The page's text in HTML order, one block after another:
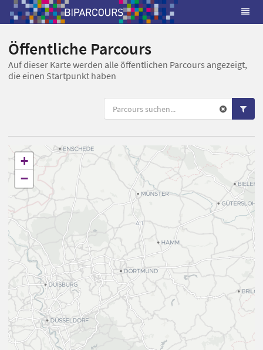
Öffentliche Parcours
Auf dieser Karte werden alle öffentlichen Parcours angezeigt,
die einen Startpunkt haben
+
−